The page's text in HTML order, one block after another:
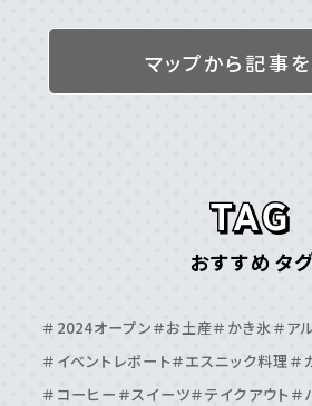
離島
＃伊集院周辺
＃吉⽥・吉野周辺
＃桜島周辺
＃鴨池・与次郎周辺
マップから記事
おすすめタ
＃2024オープン＃お土産＃かき氷＃ア
＃イベントレポート＃エスニック料理＃
＃コーヒー ＃スイーツ＃テイクアウト ＃